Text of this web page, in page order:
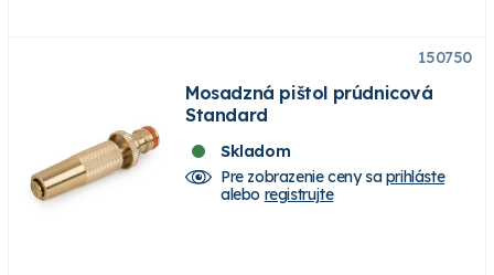
150750
Mosadzná pištol prúdnicová
Standard
Skladom
Pre zobrazenie ceny saprihláste
alebo registrujte